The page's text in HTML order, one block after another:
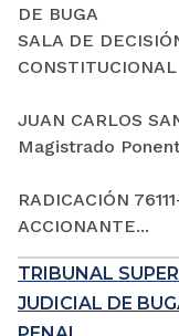
DE BUGA
SALA DE
CONSTITUCIONAL
JUAN CARLOS
Magistrado
RADICACIÓN
ACCIONANTE...
TRIBUNAL
JUDICIAL DE